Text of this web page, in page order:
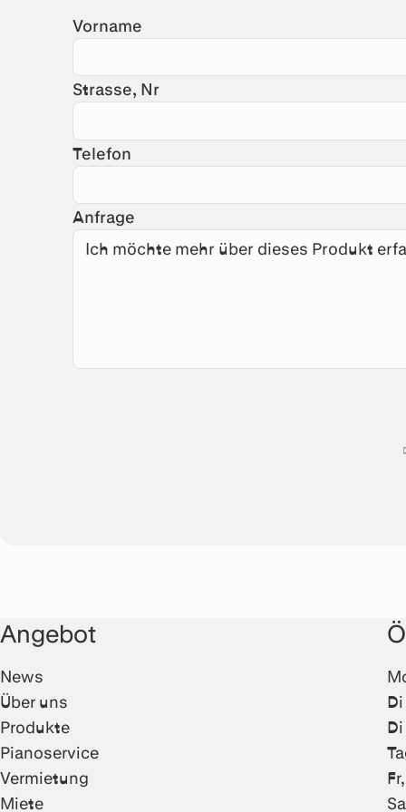
Vorname
Strasse, Nr
Telefon
Anfrage
Angebot
News
Über uns
Produkte
Pianoservice
Vermietung
Miete